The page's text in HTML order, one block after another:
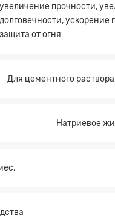
увеличение прочности,
долговечности, ускорение
защита от огня
Для цементного
Натриевое